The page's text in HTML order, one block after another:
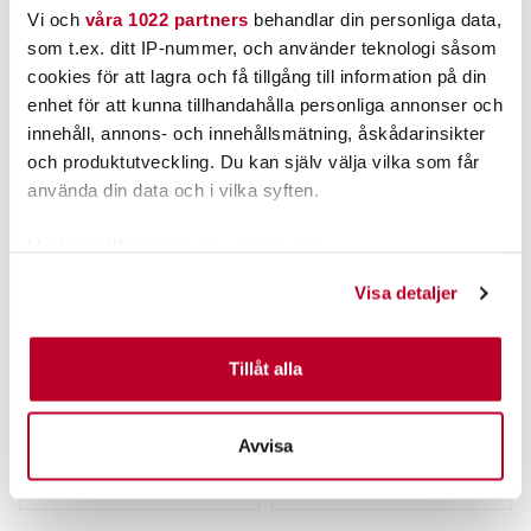
Vi och våra 1022 partners behandlar din personliga data,
som t.ex. ditt IP-nummer, och använder teknologi såsom
cookies för att lagra och få tillgång till information på din
enhet för att kunna tillhandahålla personliga annonser och
innehåll, annons- och innehållsmätning, åskådarinsikter
och produktutveckling. Du kan själv välja vilka som får
använda din data och i vilka syften.
Identifiera din enhet genom att aktivt skanna den för
specifika kännetecken (fingeravtryck)
Ta reda på mer om hur dina personliga uppgifter
Du kan ändra eller dra tillbaka ditt samtycke när som
helst från cookie-förklaringen.
Visa detaljer
Tillåt alla
Avvisa
ANDRA TITTADE OCKSÅ PÅ
2pcs.
89,00 kr
89,00 kr
LÄS MER
WIGGLER
119,00 kr
119,00 kr
LÄS MER